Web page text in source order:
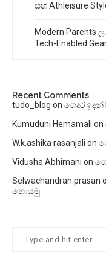
සහ Athleisure
Modern Parents
Tech-Enabled
Recent Comments
tudo_blog on ගෙදර
Kumuduni Hemamali on
W.k.ashika rasanjali on
Vidusha Abhimani on
Selwachandran prasan
හොයමු